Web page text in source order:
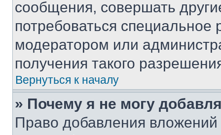
сообщения, совершать
потребоваться
модератором или
получения такого
Вернуться к началу
» Почему я не могу
Право добавления